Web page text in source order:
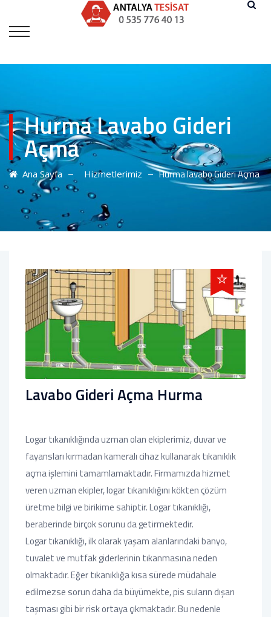
Hurma Lavabo Gideri
Açma
Ana Sayfa – Hizmetlerimiz –Hurma lavabo Gideri Açma
Lavabo Gideri Açma Hurma
Logar tıkanıklığında uzman olan ekiplerimiz, duvar ve
fayansları kırmadan kameralı cihaz kullanarak tıkanıklık
açma işlemini tamamlamaktadır. Firmamızda hizmet
veren uzman ekipler, logar tıkanıklığını kökten çözüm
üretme bilgi ve birikime sahiptir. Logar tıkanıklığı,
beraberinde birçok sorunu da getirmektedir.
Logar tıkanıklığı, ilk olarak yaşam alanlarındaki banyo,
tuvalet ve mutfak giderlerinin tıkanmasına neden
olmaktadır. Eğer tıkanıklığa kısa sürede müdahale
edilmezse sorun daha da büyümekte, pis suların dışarı
taşması gibi bir risk ortaya çıkmaktadır. Bu nedenle